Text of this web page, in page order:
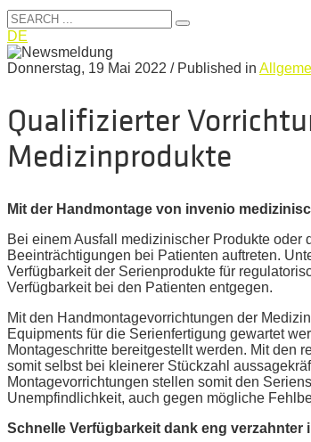
DE
Donnerstag, 19 Mai 2022 / Published in
Qualifizierter
Medizinprodukte
Mit der Handmontage von invenio
Bei einem Ausfall medizinischer Produkte
Beeinträchtigungen bei Patienten auftreten.
Verfügbarkeit der Serienprodukte für
Verfügbarkeit bei den Patienten entgegen.
Mit den Handmontagevorrichtungen der
Equipments für die Serienfertigung gewartet
Montageschritte bereitgestellt werden. Mit den
somit selbst bei kleinerer Stückzahl
Montagevorrichtungen stellen somit den
Unempfindlichkeit, auch gegen mögliche
Schnelle Verfügbarkeit dank eng verzahnter